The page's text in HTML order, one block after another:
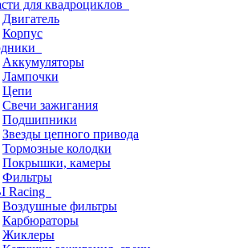
для квадроциклов
Двигатель
Корпус
Аккумуляторы
Лампочки
Цепи
Свечи зажигания
Подшипники
Звезды цепного привода
Тормозные колодки
Покрышки, камеры
Фильтры
Racing
Воздушные фильтры
Карбюраторы
Жиклеры